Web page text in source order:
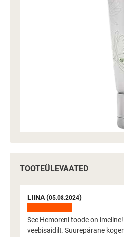
TOOTEÜLEVAATED
LIINA (05.08.2024)
See Hemoreni toode on
veebisaidilt. Suurepärane